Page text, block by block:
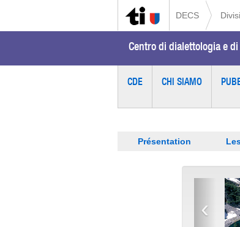
DECS
Centro di dialettologia e
CDE CHI SIAMO
Présentation
‹